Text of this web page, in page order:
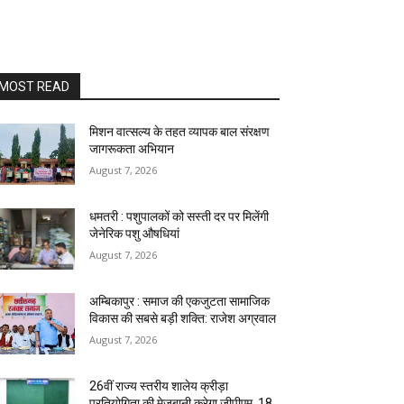
READ
मिशन वात्सल्य के तहत व्यापक बाल संरक्षण
जागरूकता अभियान
August 7, 2026
धमतरी : पशुपालकों को सस्ती दर पर मिलेंगी
जेनेरिक पशु औषधियां
August 7, 2026
अम्बिकापुर : समाज की एकजुटता सामाजिक
विकास की सबसे बड़ी शक्ति: राजेश अग्रवाल
August 7, 2026
26वीं राज्य स्तरीय शालेय क्रीड़ा